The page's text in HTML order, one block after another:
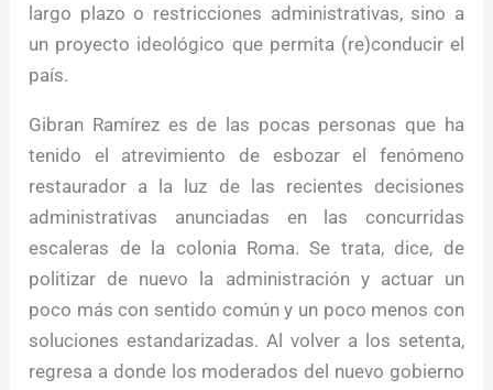
largo plazo o restricciones administrativas, sino a
un proyecto ideológico que permita (re)conducir el
país.
Gibran Ramírez es de las pocas personas que ha
tenido el atrevimiento de esbozar el fenómeno
restaurador a la luz de las recientes decisiones
administrativas anunciadas en las concurridas
escaleras de la colonia Roma. Se trata, dice, de
politizar de nuevo la administración y actuar un
poco más con sentido común y un poco menos con
soluciones estandarizadas. Al volver a los setenta,
regresa a donde los moderados del nuevo gobierno